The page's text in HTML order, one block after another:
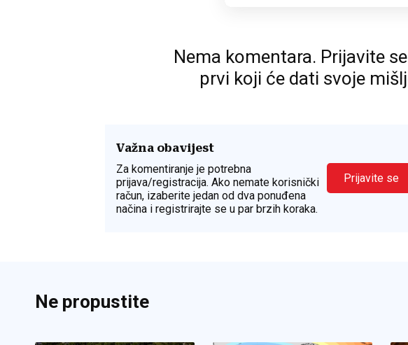
Nema komentara. Prijavite
prvi koji će dati svoje
Važna obavijest
Za komentiranje je potrebna
prijava/registracija. Ako nemate korisnički
račun, izaberite jedan od dva ponuđena
načina i registrirajte se u par brzih koraka.
Prijavite se
Ne propustite